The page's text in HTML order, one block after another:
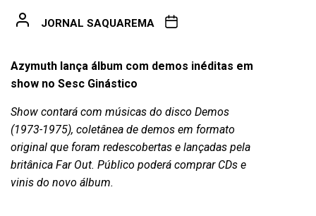
JORNAL SAQUAREMA
Azymuth lança álbum com demos inéditas em
show no Sesc Ginástico
Show contará com músicas do disco Demos
(1973-1975), coletânea de demos em formato
original que foram redescobertas e lançadas pela
britânica Far Out. Público poderá comprar CDs e
vinis do novo álbum.